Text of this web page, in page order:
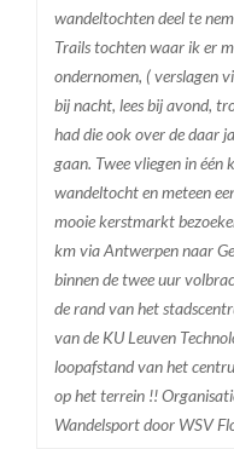
wandeltochten deel te
Trails tochten waar ik er
ondernomen, ( verslagen
bij nacht, lees bij avond,
had die ook over de daar
gaan. Twee vliegen in één
wandeltocht en meteen
mooie kerstmarkt
km via Antwerpen naar
binnen de twee uur
de rand van het
van de KU Leuven
loopafstand van het
op het terrein !!
Wandelsport door WSV